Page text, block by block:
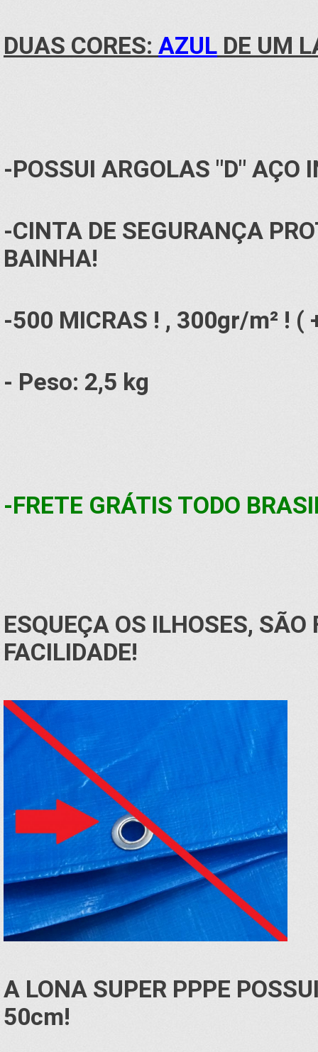
DUAS CORES: AZUL DE UM
-POSSUI ARGOLAS "D" AÇO
-CINTA DE SEGURANÇA
BAINHA!
-500 MICRAS ! , 300gr/m² ! (
- Peso: 2,5 kg
-FRETE GRÁTIS TODO
ESQUEÇA OS ILHOSES,
FACILIDADE!
A LONA SUPER PPPE
50cm!